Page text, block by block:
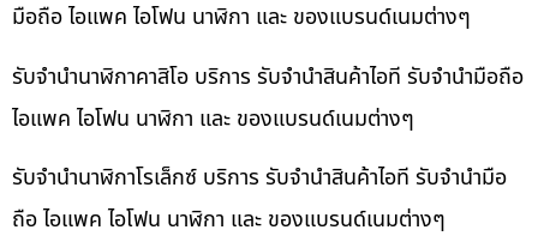
มือถือ ไอแพค ไอโฟน นาฬิกา และ ของแบรนด์เนมต่างๆ
รับจำนำนาฬิกาคาสิโอ บริการ รับจำนำสินค้าไอที รับจำนำมือถือ
ไอแพค ไอโฟน นาฬิกา และ ของแบรนด์เนมต่างๆ
รับจำนำนาฬิกาโรเล็กซ์ บริการ รับจำนำสินค้าไอที รับจำนำมือ
ถือ ไอแพค ไอโฟน นาฬิกา และ ของแบรนด์เนมต่างๆ